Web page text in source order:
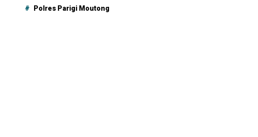
Polres Parigi Moutong